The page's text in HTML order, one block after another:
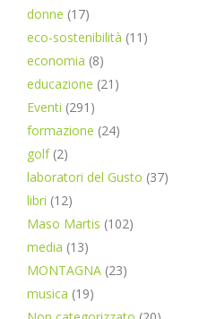
donne (17)
eco-sostenibilità (11)
economia (8)
educazione (21)
Eventi (291)
formazione (24)
golf(2)
laboratori del Gusto (37)
libri (12)
Maso Martis (102)
media (13)
MONTAGNA (23)
musica (19)